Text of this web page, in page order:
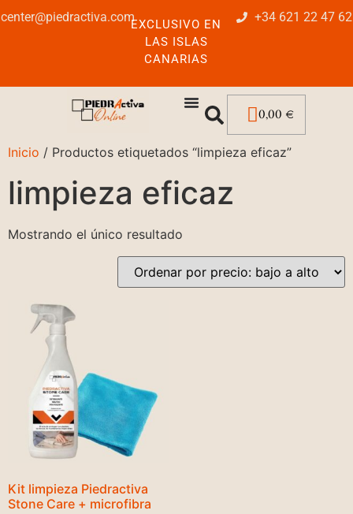
center@piedractiva.comEXCLUSIVO EN
LAS ISLAS
CANARIAS
+34 621 22 47 62
0,00 €
Inicio / Productos etiquetados “limpieza eficaz”
limpieza eficaz
Mostrando el único resultado
Kit limpieza Piedractiva
Stone Care + microfibra